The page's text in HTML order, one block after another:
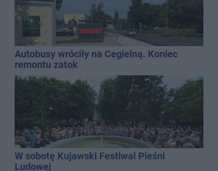
Autobusy wróciły na Cegielną. Koniec
remontu zatok
W sobotę Kujawski Festiwal Pieśni
Ludowej